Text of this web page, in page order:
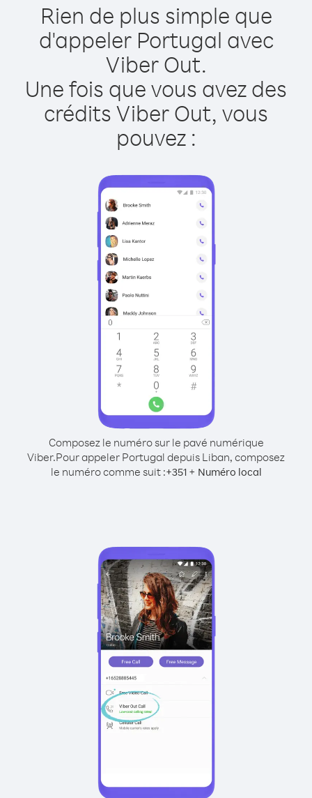
Rien de plus simple que
d'appeler Portugal avec
Viber Out.
Une fois que vous avez des
crédits Viber Out, vous
pouvez :
Composez le numéro sur le pavé numérique
Viber.Pour appeler Portugal depuis Liban, composez
le numéro comme suit :+351+ Numéro local